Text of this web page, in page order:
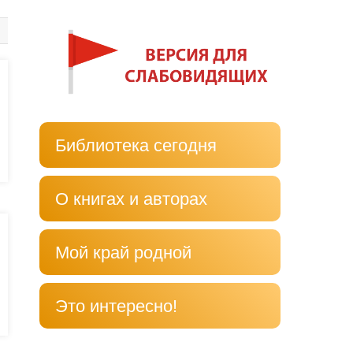
Библиотека сегодня
О книгах и авторах
Мой край родной
Это интересно!